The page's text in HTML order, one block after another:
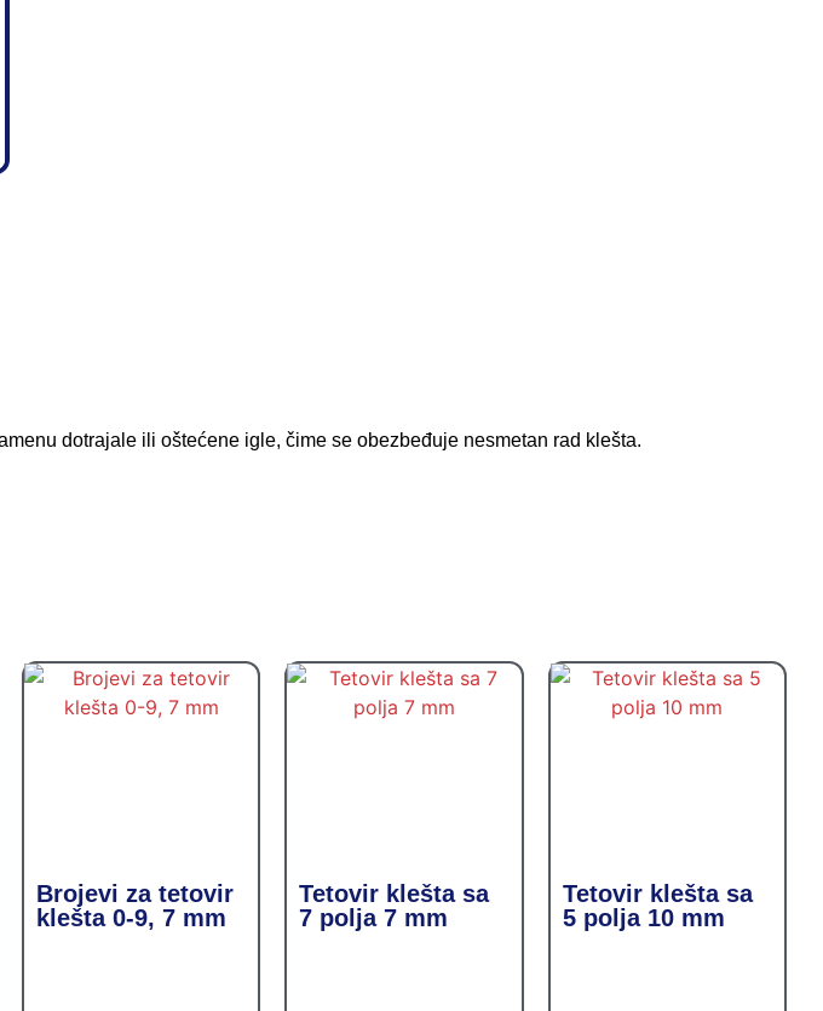
dotrajale ili oštećene igle, čime se obezbeđuje nesmetan rad klešta.
Brojevi za tetovir
klešta 0-9, 7 mm
Tetovir klešta sa
7 polja 7 mm
Tetovir klešta sa
5 polja 10 mm